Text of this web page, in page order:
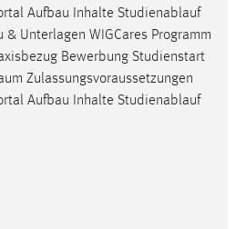
Aufbau Inhalte Studienablauf
& Unterlagen WIGCares Programm
Bewerbung Studienstart
Zulassungsvoraussetzungen
Aufbau Inhalte Studienablauf